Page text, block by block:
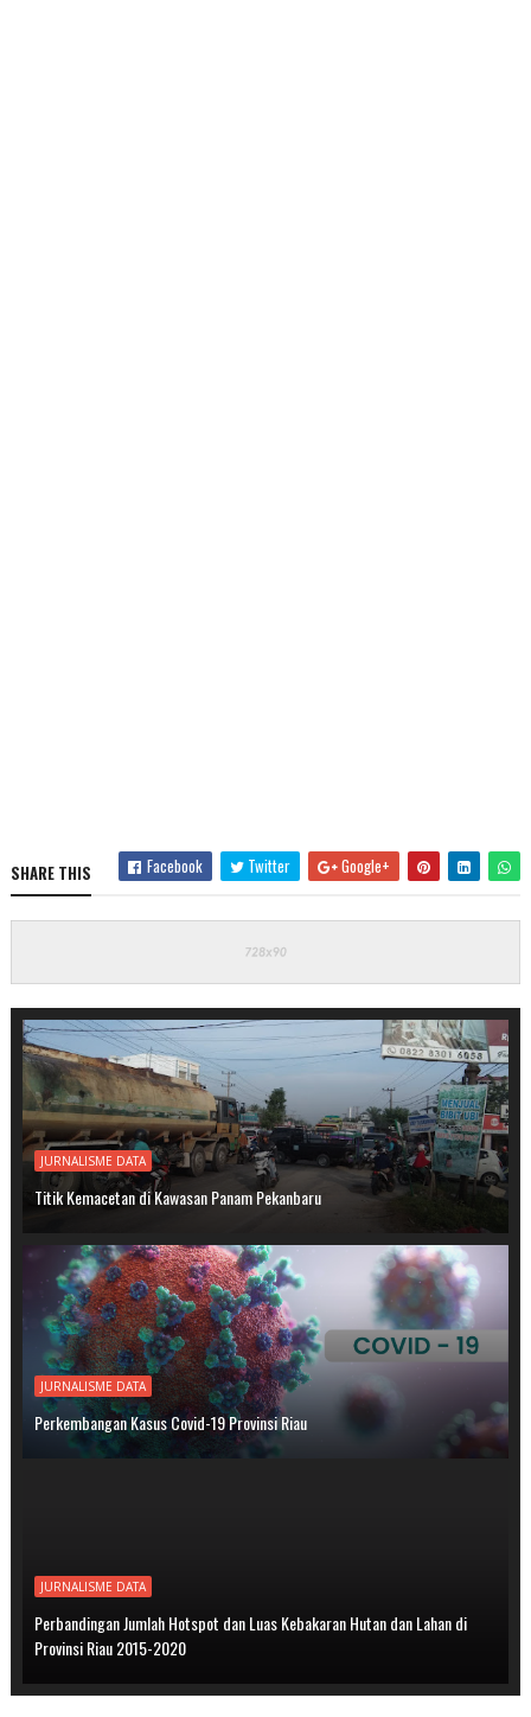
SHARE THIS Facebook Twitter Google+
JURNALISME DATA
Titik Kemacetan di Kawasan Panam Pekanbaru
JURNALISME DATA
Perkembangan Kasus Covid-19 Provinsi Riau
JURNALISME DATA
Perbandingan Jumlah Hotspot dan Luas Kebakaran Hutan dan Lahan di
Provinsi Riau 2015-2020